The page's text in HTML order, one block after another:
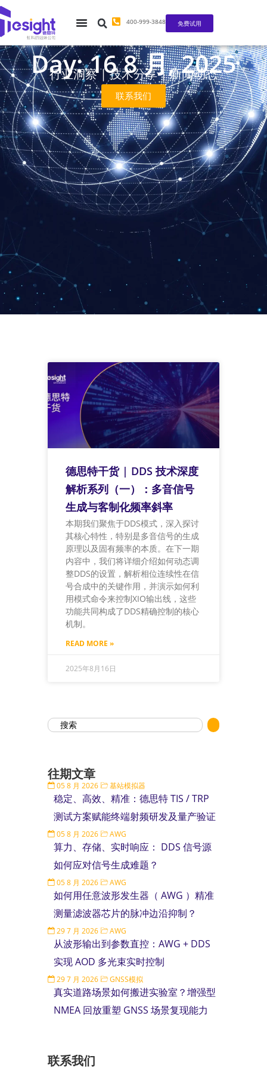
400-999-3848 免费试用
Day: 16 8 月, 2025
行业洞察 | 技术分享 | 新闻动态
联系我们
德思特干货 | DDS 技术深度
解析系列（一）：多音信号
生成与客制化频率斜率
本期我们聚焦于DDS模式，深入探讨
其核心特性，特别是多音信号的生成
原理以及固有频率的本质。在下一期
内容中，我们将详细介绍如何动态调
整DDS的设置，解析相位连续性在信
号合成中的关键作用，并演示如何利
用模式命令来控制XIO输出线，这些
功能共同构成了DDS精确控制的核心
机制。
READ MORE »
2025年8月16日
往期文章
05 8 月 2026 基站模拟器
稳定、高效、精准：德思特 TIS / TRP
测试方案赋能终端射频研发及量产验证
05 8 月 2026 AWG
算力、存储、实时响应： DDS 信号源
如何应对信号生成难题？
05 8 月 2026 AWG
如何用任意波形发生器（ AWG ）精准
测量滤波器芯片的脉冲边沿抑制？
29 7 月 2026 AWG
从波形输出到参数直控：AWG + DDS
实现 AOD 多光束实时控制
29 7 月 2026 GNSS模拟
真实道路场景如何搬进实验室？增强型
NMEA 回放重塑 GNSS 场景复现能力
联系我们